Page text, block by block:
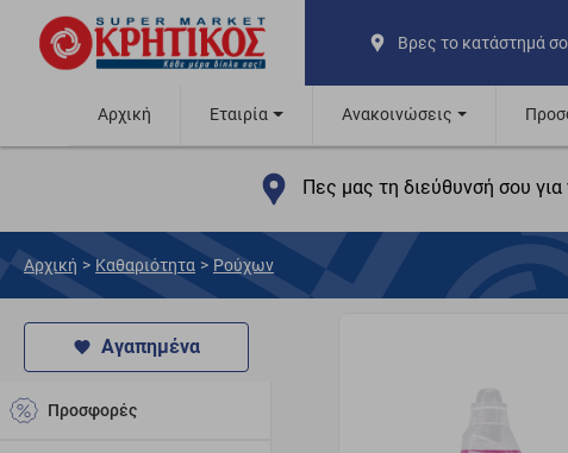
Βρες το κατάστημά
Αρχική Εταιρία Ανακοινώσεις
Πες μας τη διεύθυνσή σου
Αρχική > Καθαριότητα > Ρούχων
Αγαπημένα
Προσφορές